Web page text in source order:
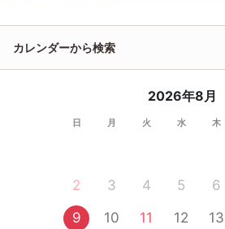
カレンダーから検索
2026年8月
日 月 火 水 木
2
3 4 5 6
9
10 11 12 13